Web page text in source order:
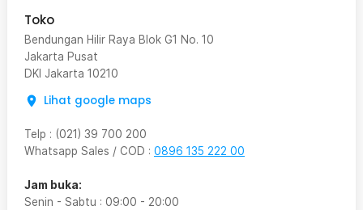
Toko
Bendungan Hilir Raya Blok G1 No. 10
Jakarta Pusat
DKI Jakarta 10210
Lihat google maps
Telp : (021) 39 700 200
Whatsapp Sales / COD : 0896 135 222 00
Jam buka:
Senin - Sabtu : 09:00 - 20:00